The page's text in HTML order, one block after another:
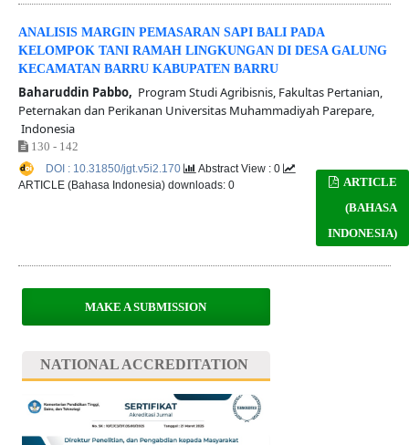
ANALISIS MARGIN PEMASARAN SAPI BALI PADA
KELOMPOK TANI RAMAH LINGKUNGAN DI DESA GALUNG
KECAMATAN BARRU KABUPATEN BARRU
Baharuddin Pabbo, Program Studi Agribisnis, Fakultas Pertanian,
Peternakan dan Perikanan Universitas Muhammadiyah Parepare,
Indonesia
130 - 142
ARTICLE
(BAHASA
INDONESIA)
DOI : 10.31850/jgt.v5i2.170
Abstract View : 0
ARTICLE (Bahasa Indonesia) downloads: 0
MAKE A SUBMISSION
NATIONAL ACCREDITATION